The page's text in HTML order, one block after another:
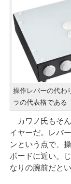
操作レバーの代わ
ラの代表格である
カワノ氏もそ
イヤーだ。レバ
ンという点で、
ボードに近い。
なりの腕前だとい